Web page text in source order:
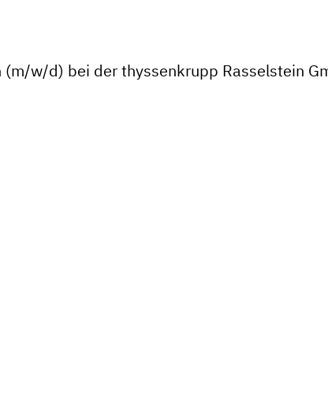
w/d) bei der thyssenkrupp Rasselstein